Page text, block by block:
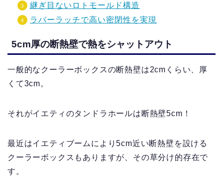
継ぎ目ないロトモールド構造
ラバーラッチで高い密閉性を実現
5cm厚の断熱壁で熱をシャットアウト
一般的なクーラーボックスの断熱壁は2cmくらい、厚
くて3cm。
それがイエティのタンドラホールは断熱壁5cm！
最近はイエティブームにより5cm近い断熱壁を設ける
クーラーボックスもありますが、その草分け的存在で
す。